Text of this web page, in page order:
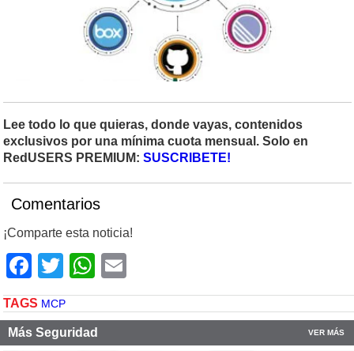
Lee todo lo que quieras, donde vayas, contenidos
exclusivos por una mínima cuota mensual. Solo en
RedUSERS PREMIUM: SUSCRIBETE!
Comentarios
¡Comparte esta noticia!
Facebook
TwitterWhatsApp
TAGS MCP
Más Seguridad VER MÁS